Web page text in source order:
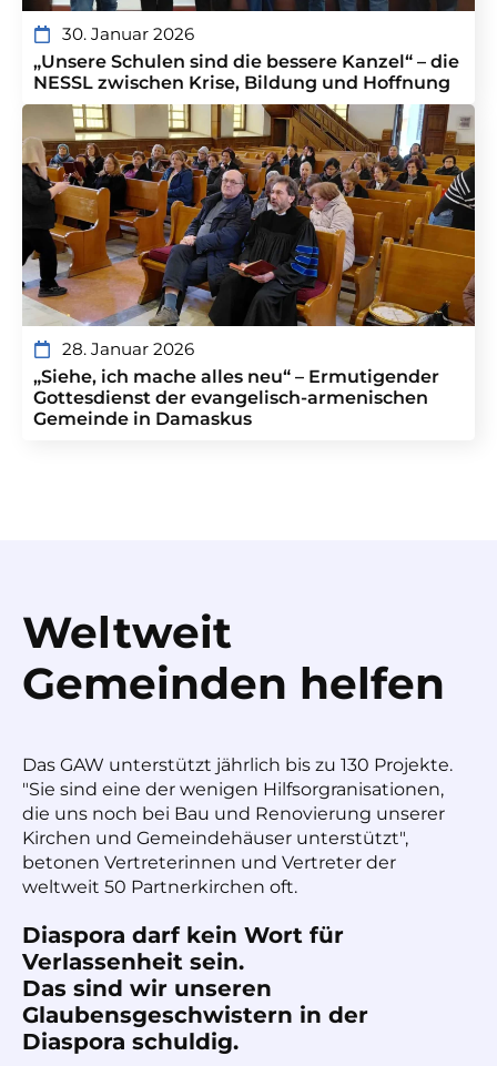
30. Januar 2026
„Unsere Schulen sind die bessere Kanzel“ – die
NESSL zwischen Krise, Bildung und Hoffnung
28. Januar 2026
„Siehe, ich mache alles neu“ – Ermutigender
Gottesdienst der evangelisch-armenischen
Gemeinde in Damaskus
Weltweit
Gemeinden helfen
Das GAW unterstützt jährlich bis zu 130 Projekte.
"Sie sind eine der wenigen Hilfsorgranisationen,
die uns noch bei Bau und Renovierung unserer
Kirchen und Gemeindehäuser unterstützt",
betonen Vertreterinnen und Vertreter der
weltweit 50 Partnerkirchen oft.
Diaspora darf kein Wort für
Verlassenheit sein.
Das sind wir unseren
Glaubensgeschwistern in der
Diaspora schuldig.